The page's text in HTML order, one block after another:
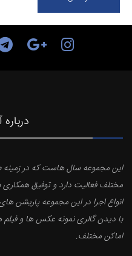
این مجموعه سال هاست که در زمینه
مختلف فعالیت دارد و توفیق همکاری
انواع اجرا در این مجموعه پاریشن
با دیدن گالری نمونه عکس ها و
اماکن مختلف.